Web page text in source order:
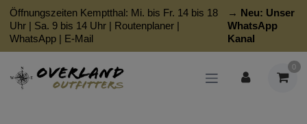
Öffnungszeiten Kemptthal: Mi. bis Fr. 14 bis 18
Uhr | Sa. 9 bis 14 Uhr | Routenplaner |
WhatsApp | E-Mail
→ Neu: Unser
WhatsApp
Kanal
0